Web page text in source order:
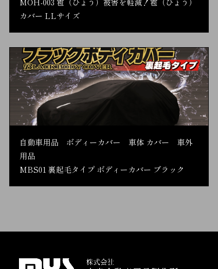
カバー LLサイズ
自動車用品 ボディーカバー 車体 カバー 車外
用品
MBS01 裏起毛タイプ ボディーカバー ブラック